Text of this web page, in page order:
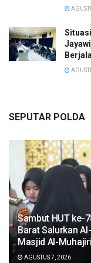
SEPUTAR POLDA
Sambut HUT ke-
Barat Salurkan
Masjid Al-
AGUSTUS 7, 2026